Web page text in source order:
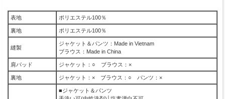
表地 ポリエステル100％
裏地 ポリエステル100％
縫製
ジャケット＆パンツ：Made in Vietnam
ブラウス：Made in China
肩パッド ジャケット：○ ブラウス：×
裏地 ジャケット：× ブラウス：○ パンツ：×
■ジャケット＆パンツ